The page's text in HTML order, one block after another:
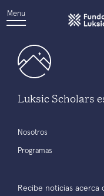
Menu
Luksic Scholars
Nosotros
Programas
Recibe noticias acerca